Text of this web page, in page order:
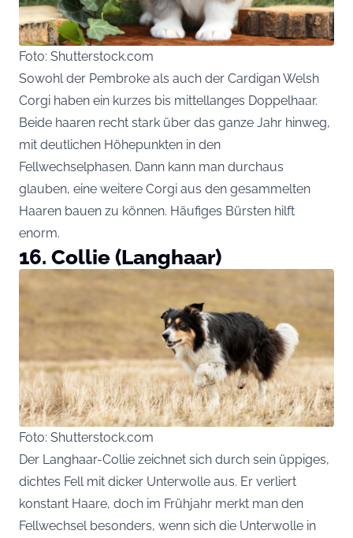
Foto: Shutterstock.com
Sowohl der Pembroke als auch der Cardigan Welsh
Corgi haben ein kurzes bis mittellanges Doppelhaar.
Beide haaren recht stark über das ganze Jahr hinweg,
mit deutlichen Höhepunkten in den
Fellwechselphasen. Dann kann man durchaus
glauben, eine weitere Corgi aus den gesammelten
Haaren bauen zu können. Häufiges Bürsten hilft
enorm.
16. Collie (Langhaar)
Foto: Shutterstock.com
Der Langhaar-Collie zeichnet sich durch sein üppiges,
dichtes Fell mit dicker Unterwolle aus. Er verliert
konstant Haare, doch im Frühjahr merkt man den
Fellwechsel besonders, wenn sich die Unterwolle in